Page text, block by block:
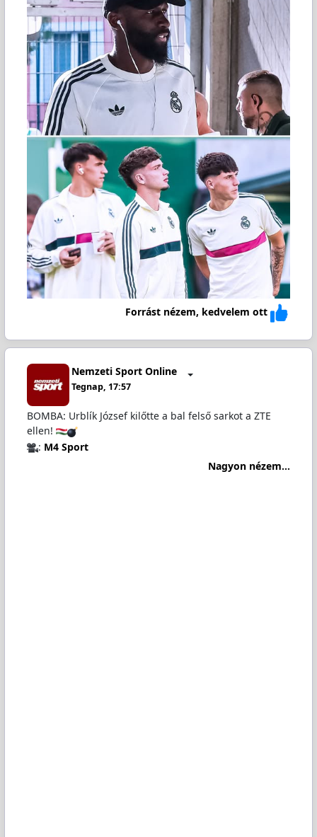
Forrást nézem, kedvelem ott
Nemzeti Sport Online
Tegnap, 17:57
BOMBA: Urblík József kilőtte a bal felső sarkot a ZTE
ellen!
: M4 Sport
Nagyon nézem...